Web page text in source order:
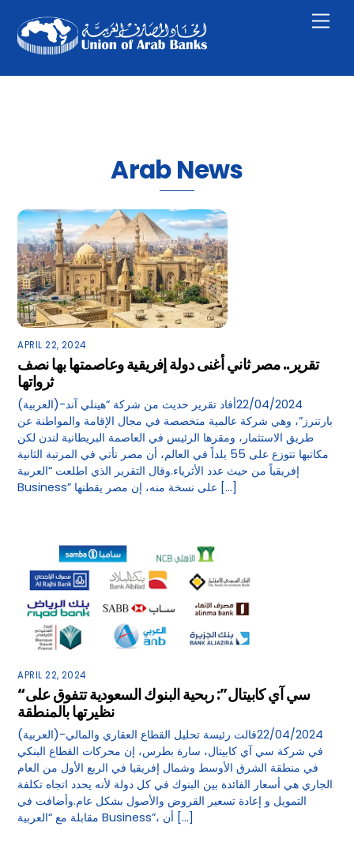
content
Arab News
APRIL 22, 2024
تقرير.. مصر ثاني أغنى دولة إفريقية وعاصمتها بها نصف
ثرواتها
(العربية)-22/04/2024أفاد تقرير حديث من شركة “هينلي آند
بارتنرز”، وهي شركة عالمية متخصصة في مجال الإقامة والمواطنة عن
طريق الاستثمار، ومقرها الرئيس في العاصمة البريطانية لندن لكن
مكاتبها تتوزع على 55 بلداً في العالم، أن مصر تأتي في المرتبة الثانية
إفريقياً من حيث عدد الأثرياء.وقال التقرير الذي اطلعت “العربية
Business” على نسخة منه، إن مصر يقطنها […]
APRIL 22, 2024
“سي آي كابيتال”: ربحية البنوك السعودية تتفوق على
نظيرتها بالمنطقة
(العربية)-22/04/2024قالت رئيسة تحليل القطاع العقاري والمالي
في شركة سي آي كابيتال، سارة بطرس، إن محركات القطاع البنكي
في منطقة الشرق الأوسط وشمال إفريقيا في الربع الأول من العام
الجاري هي أسعار الفائدة بين البنوك في كل دولة لأنه يحدد اتجاه تكلفة
التمويل و إعادة تسعير القروض والأصول بشكل عام.وأضافت في
مقابلة مع “العربية Business”، أن […]